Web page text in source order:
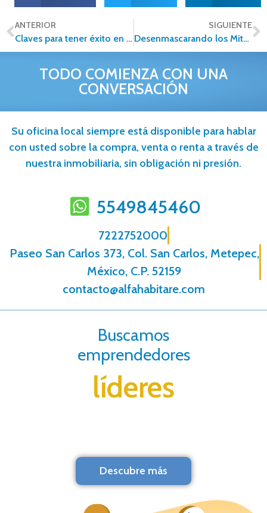
ANTERIOR
Claves para tener éxito en la Venta de tu Casa
SIGUIENTE
Desenmascarando los Mitos de las Rentas
TODO COMIENZA CON UNA
CONVERSACIÓN
Su oficina local siempre está disponible para hablar
con usted sobre la compra, venta o renta a través de
nuestra inmobiliaria, sin obligación ni presión.
5549845460
7222752000
Paseo San Carlos 373, Col. San Carlos, Metepec,
México, C.P. 52159
contacto@alfahabitare.com
Buscamos
emprendedores
líderes
Descubre más